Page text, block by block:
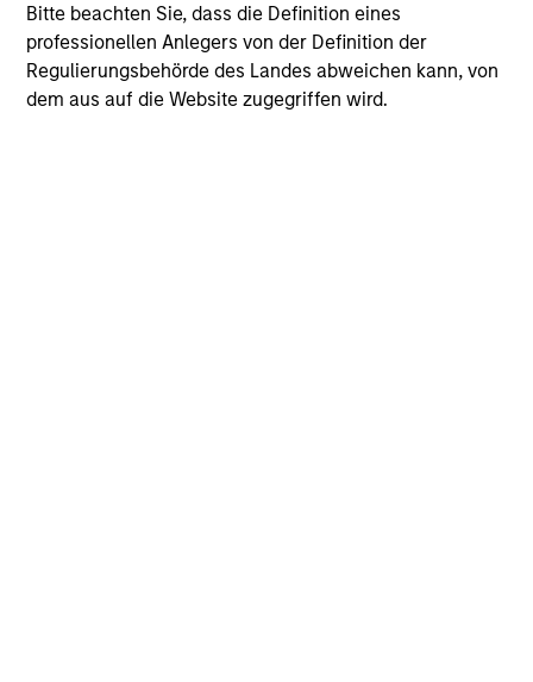
Bitte beachten Sie, dass die Definition eines
professionellen Anlegers von der Definition der
Regulierungsbehörde des Landes abweichen kann, von
dem aus auf die Website zugegriffen wird.
A Higher Nominal Growth World
Brings on Higher Volatility
A shift is occurring toward a higher nominal